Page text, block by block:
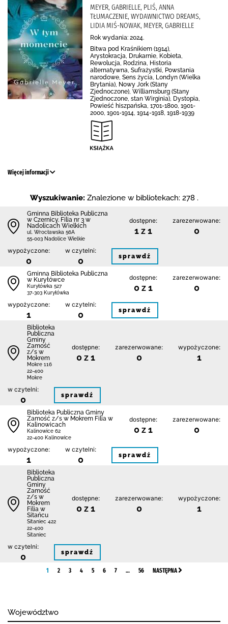
MEYER, GABRIELLE, PLIŚ, ANNA
TŁUMACZENIE, WYDAWNICTWO DREAMS,
LIDIA MIŚ-NOWAK, MEYER, GABRIELLE
Rok wydania: 2024.
Bitwa pod Kraśnikiem (1914),
Arystokracja, Drukarnie, Kobieta,
Rewolucja, Rodzina, Historia
alternatywna, Sufrażystki, Powstania
narodowe, Sens życia, Londyn (Wielka
Brytania), Nowy Jork (Stany
Zjednoczone), Williamsburg (Stany
Zjednoczone, stan Wirginia), Dystopia,
Powieść hiszpańska, 1701-1800, 1901-
2000, 1901-1914, 1914-1918, 1918-1939
Więcej informacji
Wyszukiwanie: Znalezione w bibliotekach: 278 .
Gminna Biblioteka Publiczna
w Czernicy. Filia nr 3 w
Nadolicach Wielkich
ul. Wrocławska 56A
55-003 Nadolice Wielkie
dostępne:
1 z 1
zarezerwowane:
0
wypożyczone:
0
w czytelni:
0 sprawdź
Gminna Biblioteka Publiczna
w Kuryłówce
Kuryłówka 527
37-303 Kuryłówka
dostępne:
0 z 1
zarezerwowane:
0
wypożyczone:
1
w czytelni:
0 sprawdź
Biblio­teka
Publiczna
Gminy
Zamość
z/s w
Mokrem
Mokre 116
22-400
Mokre
dostępne:
0 z 1
zarezerwowane:
0
wypożyczone:
1
w czytelni:
0 sprawdź
Biblio­teka Publiczna Gminy
Zamość z/s w Mokrem Filia w
Kalinowicach
Kalinowice 62
22-400 Kalinowice
dostępne:
0 z 1
zarezerwowane:
0
wypożyczone:
1
w czytelni:
0 sprawdź
Biblio­teka
Publiczna
Gminy
Zamość
z/s w
Mokrem
Filia w
Sitańcu
Sitaniec 422
22-400
Sitaniec
dostępne:
0 z 1
zarezerwowane:
0
wypożyczone:
1
w czytelni:
0 sprawdź
1 2 3 4 5 6 7 … 56 NASTĘPNA
Województwo